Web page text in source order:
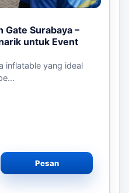
Gate Surabaya –
untuk Event
inflatable yang ideal
Rp3.500.000.
Pesan